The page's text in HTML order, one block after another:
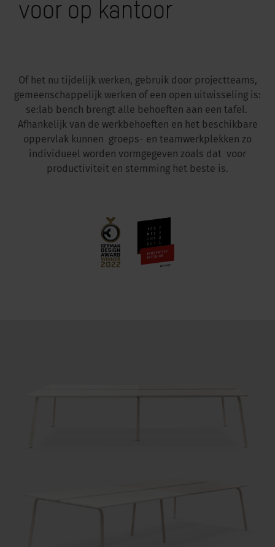
voor op kantoor
Of het nu tijdelijk werken, gebruik door projectteams,
gemeenschappelijk werken of een open uitwisseling is:
se:lab bench brengt alle behoeften aan een tafel.
Afhankelijk van de werkbehoeften en het beschikbare
oppervlak kunnen groeps- en teamwerkplekken zo
individueel worden vormgegeven zoals dat voor
productiviteit en stemming het beste is.